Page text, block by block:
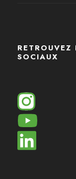
RETROUVEZ
SOCIAUX